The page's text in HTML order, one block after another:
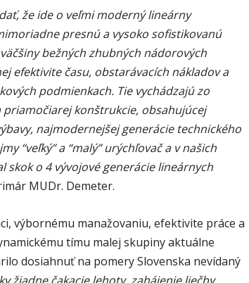
že ide o veľmi moderný lineárny
presnú a vysoko sofistikovanú
bežných zhubných nádorových
efektivite času, obstarávacích nákladov a
podmienkach. Tie vychádzajú zo
konštrukcie, obsahujúcej
najmodernejšej generácie technického
“veľký” a “malý” urýchľovač a v našich
skok o 4 vývojové generácie lineárnych
MUDr. Demeter.
výbornému manažovaniu, efektivite práce a
tímu malej skupiny aktuálne
dosiahnuť na pomery Slovenska nevídaný